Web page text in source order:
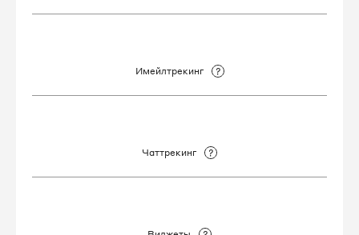
Имейлтрекинг
Чаттрекинг